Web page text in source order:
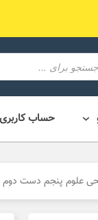
حساب کاربری
علوم پنجم دست دوم